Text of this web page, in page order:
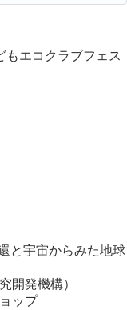
もエコクラブフェス
と宇宙からみた地球
機構）
ップ